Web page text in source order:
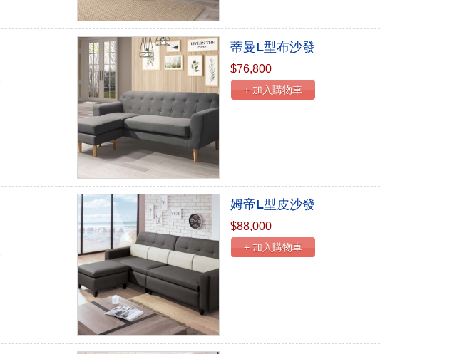
蒂曼L型布沙發
$76,800
+ 加入購物車
姆帝L型皮沙發
$88,000
+ 加入購物車